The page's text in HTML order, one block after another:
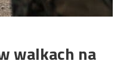
walkach na